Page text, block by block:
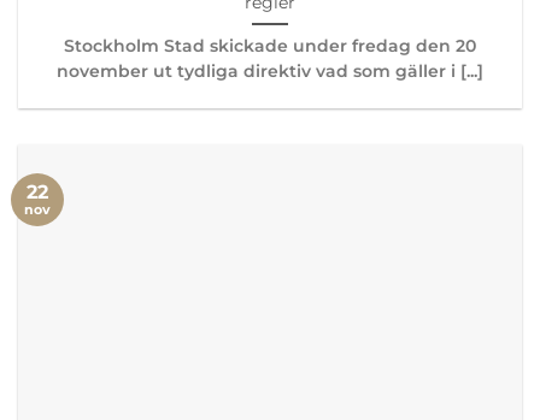
Stockholm Stad skickade under fredag den 20
november ut tydliga direktiv vad som gäller i [...]
22
nov